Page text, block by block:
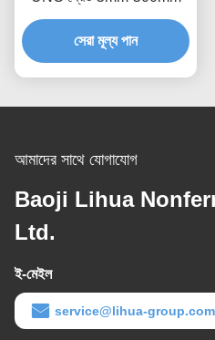
সেরা মূল্য পান
আমাদের সাথে যোগাযোগ
Baoji Lihua
Ltd.
ই-মেইল
service@lihua-group.com